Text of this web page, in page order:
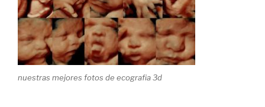
nuestras mejores fotos de ecografia 3d